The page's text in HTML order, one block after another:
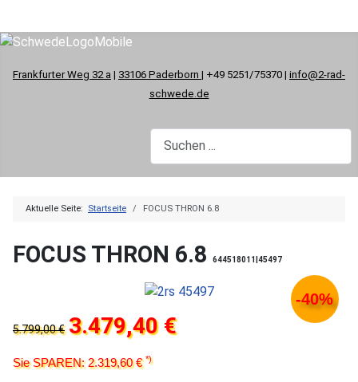
Frankfurter Weg 32 a | 33106 Paderborn | +49 5251/75370 | info@2-rad-
schwede.de
Aktuelle Seite: Startseite FOCUS THRON 6.8
FOCUS THRON 6.8 644518011|45497
-40%
5.799,00 € 3.479,40 €
Sie SPAREN: 2.319,60 €*)